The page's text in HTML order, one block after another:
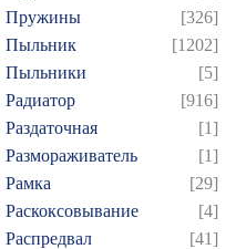
Пружины
[326]
Пыльник
[1202]
Пыльники
[5]
Радиатор
[916]
Раздаточная
[1]
Размораживатель
[1]
Рамка
[29]
Раскоксовывание
[4]
Распредвал
[41]